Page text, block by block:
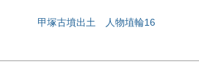
甲塚古墳出土 人物埴輪16